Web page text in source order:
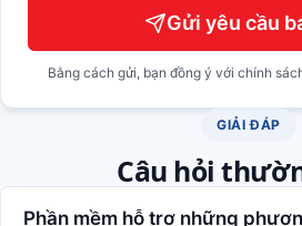
Gửi yêu cầu
Bằng cách gửi, bạn đồng ý với chính
GIẢI ĐÁP
Câu hỏi
Phần mềm hỗ trợ những